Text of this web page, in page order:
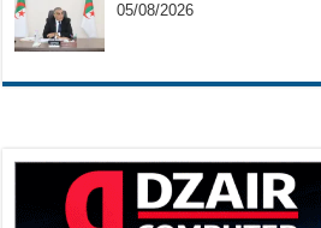
05/08/2026